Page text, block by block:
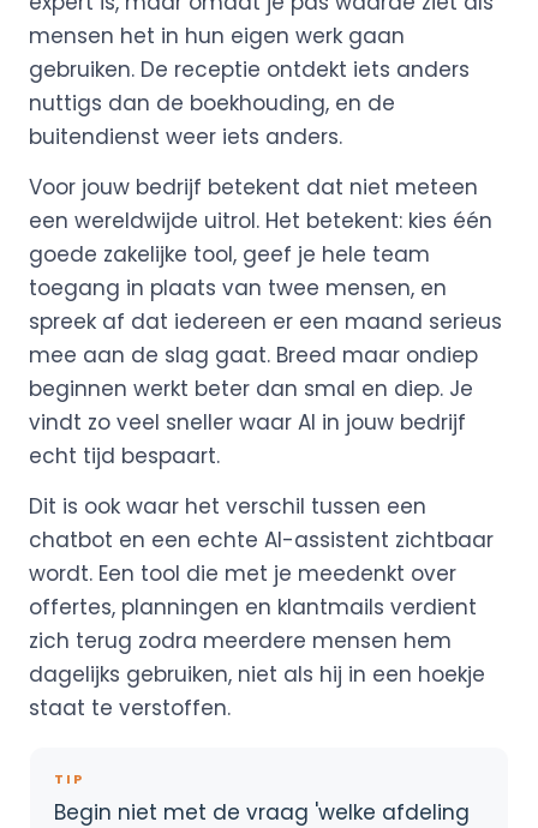
mensen het in hun eigen werk gaan
gebruiken. De receptie ontdekt iets anders
nuttigs dan de boekhouding, en de
buitendienst weer iets anders.
Voor jouw bedrijf betekent dat niet meteen
een wereldwijde uitrol. Het betekent: kies één
goede zakelijke tool, geef je hele team
toegang in plaats van twee mensen, en
spreek af dat iedereen er een maand serieus
mee aan de slag gaat. Breed maar ondiep
beginnen werkt beter dan smal en diep. Je
vindt zo veel sneller waar AI in jouw bedrijf
echt tijd bespaart.
Dit is ook waar het verschil tussen een
chatbot en een echte AI-assistent zichtbaar
wordt. Een tool die met je meedenkt over
offertes, planningen en klantmails verdient
zich terug zodra meerdere mensen hem
dagelijks gebruiken, niet als hij in een hoekje
staat te verstoffen.
TIP
Begin niet met de vraag 'welke afdeling